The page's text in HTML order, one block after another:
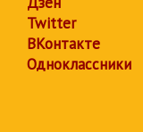
Twitter
ВКонтакте
Одноклассники